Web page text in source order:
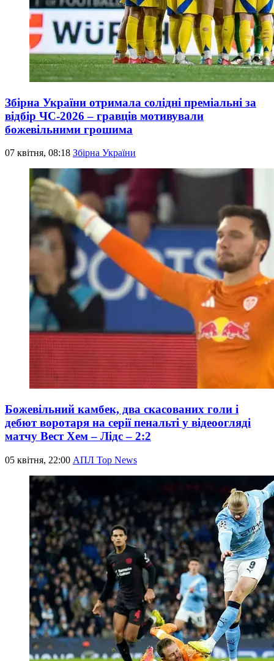
Збірна України отримала солідні преміальні за
відбір ЧС-2026 – гравців мотивували
божевільними грошима
07 квітня, 08:18 Збірна України
Божевільний камбек, два скасованих голи і
дебют воротаря на серії пенальті у відеоогляді
матчу Вест Хем – Лідс – 2:2
05 квітня, 22:00 АПЛ Top News